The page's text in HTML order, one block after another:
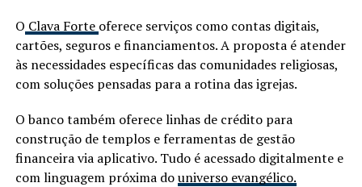
O Clava Forte oferece serviços como contas digitais,
cartões, seguros e financiamentos. A proposta é atender
às necessidades específicas das comunidades religiosas,
com soluções pensadas para a rotina das igrejas.
O banco também oferece linhas de crédito para
construção de templos e ferramentas de gestão
financeira via aplicativo. Tudo é acessado digitalmente e
com linguagem próxima douniverso evangélico.